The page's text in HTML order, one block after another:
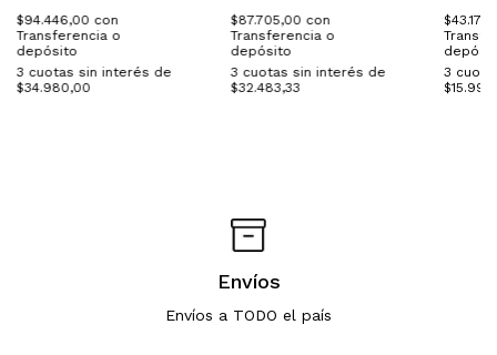
$94.446,00 con
Transferencia o
depósito
3 cuotas sin interés de
$34.980,00
$87.705,00 con
Transferencia o
depósito
3 cuotas sin interés de
$32.483,33
3
Envíos
Envíos a TODO el país